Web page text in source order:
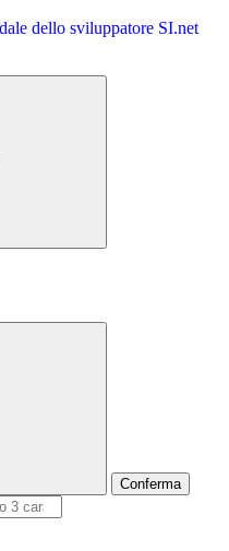
SI.net
Conferma